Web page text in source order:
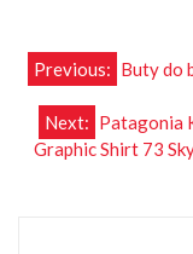
Nawigacja
wpisu
Previous: Buty do
Next: Patagonia
Graphic Shirt 73